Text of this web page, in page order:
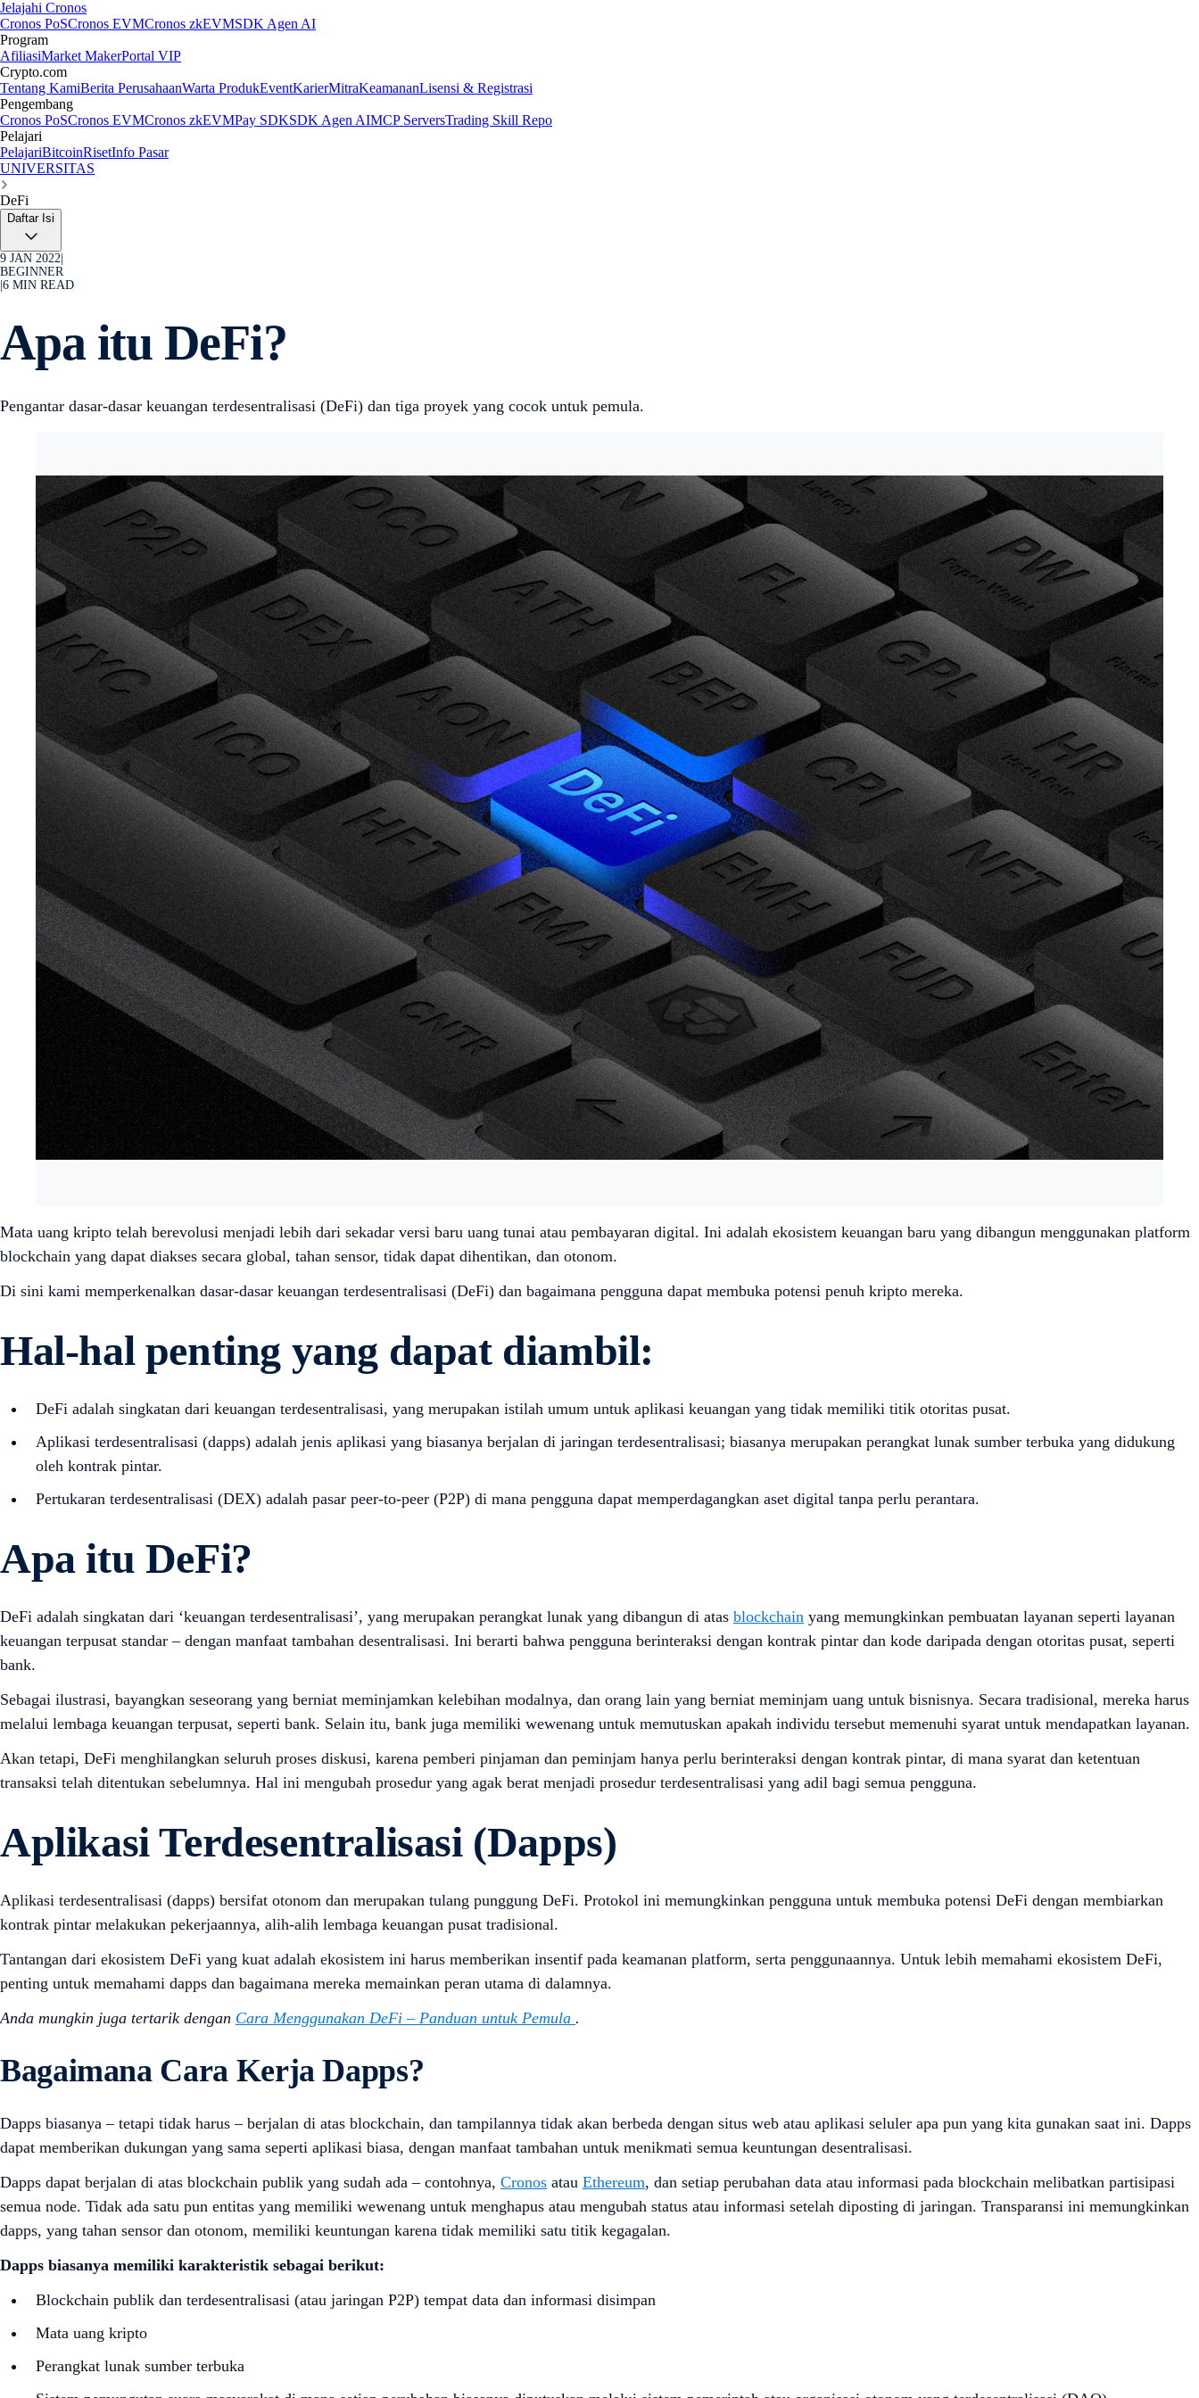
Jelajahi Cronos
Cronos PoSCronos EVMCronos zkEVMSDK Agen AI
Program
AfiliasiMarket MakerPortal VIP
Crypto.com
Tentang KamiBerita PerusahaanWarta ProdukEventKarierMitraKeamananLisensi & Registrasi
Pengembang
Cronos PoSCronos EVMCronos zkEVMPay SDKSDK Agen AIMCP ServersTrading Skill Repo
Pelajari
PelajariBitcoinRisetInfo Pasar
UNIVERSITAS
DeFi
Daftar Isi
9 JAN 2022
BEGINNER
6 MIN READ
Apa itu DeFi?
Pengantar dasar-dasar keuangan terdesentralisasi (DeFi) dan tiga proyek yang cocok untuk pemula.
Mata uang kripto telah berevolusi menjadi lebih dari sekadar versi baru uang tunai atau pembayaran digital. Ini adalah ekosistem keuangan baru yang dibangun menggunakan platform
blockchain yang dapat diakses secara global, tahan sensor, tidak dapat dihentikan, dan otonom.
Di sini kami memperkenalkan dasar-dasar keuangan terdesentralisasi (DeFi) dan bagaimana pengguna dapat membuka potensi penuh kripto mereka.
Hal-hal penting yang dapat diambil:
DeFi adalah singkatan dari keuangan terdesentralisasi, yang merupakan istilah umum untuk aplikasi keuangan yang tidak memiliki titik otoritas pusat.
Aplikasi terdesentralisasi (dapps) adalah jenis aplikasi yang biasanya berjalan di jaringan terdesentralisasi; biasanya merupakan perangkat lunak sumber terbuka yang didukung
oleh kontrak pintar.
Pertukaran terdesentralisasi (DEX) adalah pasar peer-to-peer (P2P) di mana pengguna dapat memperdagangkan aset digital tanpa perlu perantara.
Apa itu DeFi?
DeFi adalah singkatan dari ‘keuangan terdesentralisasi’, yang merupakan perangkat lunak yang dibangun di atas blockchain yang memungkinkan pembuatan layanan seperti layanan
keuangan terpusat standar – dengan manfaat tambahan desentralisasi. Ini berarti bahwa pengguna berinteraksi dengan kontrak pintar dan kode daripada dengan otoritas pusat, seperti
bank.
Sebagai ilustrasi, bayangkan seseorang yang berniat meminjamkan kelebihan modalnya, dan orang lain yang berniat meminjam uang untuk bisnisnya. Secara tradisional, mereka harus
melalui lembaga keuangan terpusat, seperti bank. Selain itu, bank juga memiliki wewenang untuk memutuskan apakah individu tersebut memenuhi syarat untuk mendapatkan layanan.
Akan tetapi, DeFi menghilangkan seluruh proses diskusi, karena pemberi pinjaman dan peminjam hanya perlu berinteraksi dengan kontrak pintar, di mana syarat dan ketentuan
transaksi telah ditentukan sebelumnya. Hal ini mengubah prosedur yang agak berat menjadi prosedur terdesentralisasi yang adil bagi semua pengguna.
Aplikasi Terdesentralisasi (Dapps)
Aplikasi terdesentralisasi (dapps) bersifat otonom dan merupakan tulang punggung DeFi. Protokol ini memungkinkan pengguna untuk membuka potensi DeFi dengan membiarkan
kontrak pintar melakukan pekerjaannya, alih-alih lembaga keuangan pusat tradisional.
Tantangan dari ekosistem DeFi yang kuat adalah ekosistem ini harus memberikan insentif pada keamanan platform, serta penggunaannya. Untuk lebih memahami ekosistem DeFi,
penting untuk memahami dapps dan bagaimana mereka memainkan peran utama di dalamnya.
Anda mungkin juga tertarik dengan Cara Menggunakan DeFi – Panduan untuk Pemula .
Bagaimana Cara Kerja Dapps?
Dapps biasanya – tetapi tidak harus – berjalan di atas blockchain, dan tampilannya tidak akan berbeda dengan situs web atau aplikasi seluler apa pun yang kita gunakan saat ini. Dapps
dapat memberikan dukungan yang sama seperti aplikasi biasa, dengan manfaat tambahan untuk menikmati semua keuntungan desentralisasi.
Dapps dapat berjalan di atas blockchain publik yang sudah ada – contohnya, Cronos atau Ethereum, dan setiap perubahan data atau informasi pada blockchain melibatkan partisipasi
semua node. Tidak ada satu pun entitas yang memiliki wewenang untuk menghapus atau mengubah status atau informasi setelah diposting di jaringan. Transparansi ini memungkinkan
dapps, yang tahan sensor dan otonom, memiliki keuntungan karena tidak memiliki satu titik kegagalan.
Dapps biasanya memiliki karakteristik sebagai berikut:
Blockchain publik dan terdesentralisasi (atau jaringan P2P) tempat data dan informasi disimpan
Mata uang kripto
Perangkat lunak sumber terbuka